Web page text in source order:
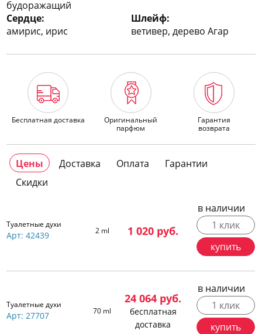
будоражащий
Сердце:
амирис, ирис
Шлейф:
ветивер, дерево Агар
Бесплатная доставка
Оригинальный
парфюм
Гарантия
возврата
Цены Доставка Оплата
Гарантии
Скидки
Туалетные духи
Арт: 42439 2 ml 1 020 руб.
в наличии
1 клик
купить
Туалетные духи
Арт: 27707 70 ml
24 064 руб.
бесплатная
доставка
в наличии
1 клик
купить